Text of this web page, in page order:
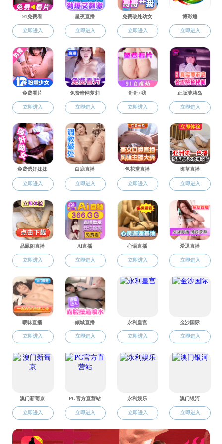
师资队伍
专任教师
民族学硕士生导师
哲学硕士生导师
法学/法律硕士生导师
公共管理硕士生导师
社会工作硕士生导师
唐 芳
滕明荣
朱爱农